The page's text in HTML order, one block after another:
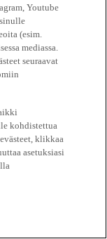
Youtube
(esim.
mediassa.
seuraavat
kohdistettua
klikkaa
asetuksiasi